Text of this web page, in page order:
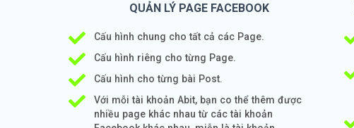
QUẢN LÝ PAGE FACEBOOK
Cấu hình chung cho tất cả các Page.
Cấu hình riêng cho từng Page.
Cấu hình cho từng bài Post.
Với mỗi tài khoản Abit, bạn co thể thêm được
nhiều page khác nhau từ các tài khoản